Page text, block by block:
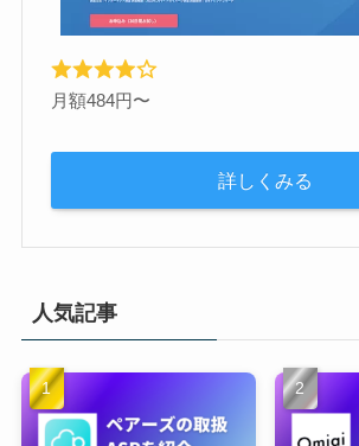
月額484円〜
詳しくみる
人気記事